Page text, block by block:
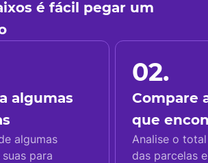
é fácil pegar um
algumas
algumas
para
02.
Compare
que
Analise o
das parcelas